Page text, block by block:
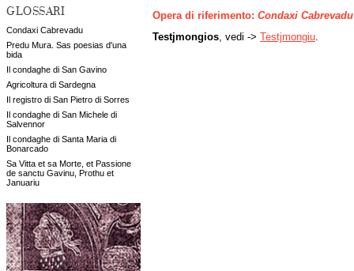
GLOSSARI
Condaxi Cabrevadu
Predu Mura. Sas poesias d'una
bida
Il condaghe di San Gavino
Agricoltura di Sardegna
Il registro di San Pietro di Sorres
Il condaghe di San Michele di
Salvennor
Il condaghe di Santa Maria di
Bonarcado
Sa Vitta et sa Morte, et Passione
de sanctu Gavinu, Prothu et
Januariu
Opera di riferimento: Condaxi Cabrevadu
Testjmongios , vedi -> Testjmongiu